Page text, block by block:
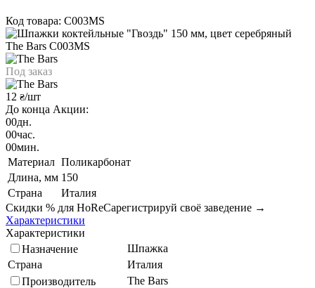
Код товара: C003MS
Под заказ
12 ₴/шт
До конца Акции:
00дн.
00час.
00мин.
Материал Поликарбонат
Длина, мм 150
Страна
Италия
Скидки % для HoReCaрегистрируй своё заведение →
Характеристики
Характеристики
Назначение
Шпажка
Страна
Италия
Производитель
The Bars